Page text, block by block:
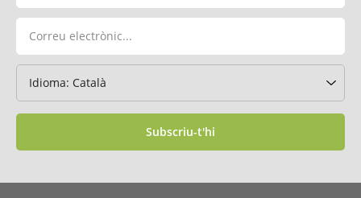
Subscriu-t'hi